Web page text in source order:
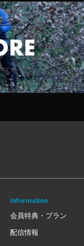
Information
会員特典・プラン
配信情報